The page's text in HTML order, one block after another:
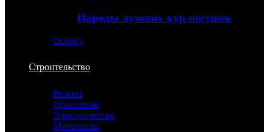
Породы лучших кур несушек
Огород
Строительство
Ремонт
Отопление
Электричество
Материалы